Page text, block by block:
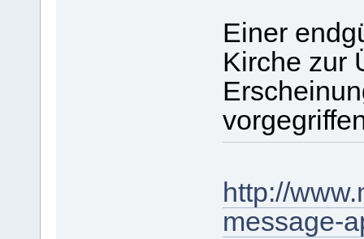
Einer
Kirche zur
http://
message-